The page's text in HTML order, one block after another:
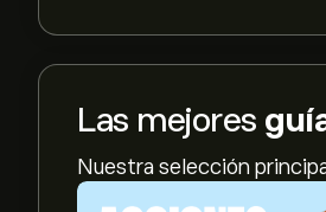
Las mejores
Nuestra selección